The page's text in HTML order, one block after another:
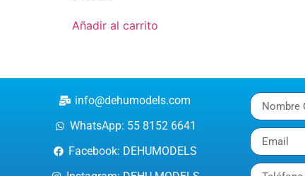
Añadir al carrito
info@dehumodels.com
WhatsApp: 55 8152 6641
Facebook: DEHUMODELS